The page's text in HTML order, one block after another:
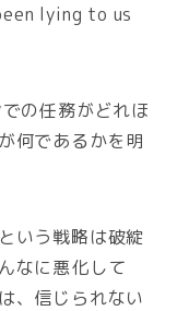
lying to us
の任務がどれほ
何であるかを明
いう戦略は破綻
なに悪化して
、信じられない